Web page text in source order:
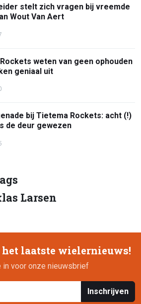
stelt zich vragen bij vreemde
Wout Van Aert
weten van geen ophouden
geniaal uit
bij Tietema Rockets: acht (!)
de deur gewezen
Larsen
laatste wielernieuws!
in voor onze nieuwsbrief
Inschrijven